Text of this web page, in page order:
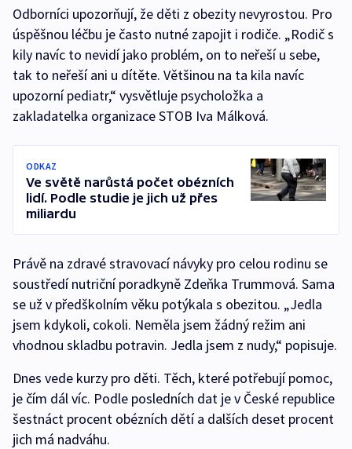
Odborníci upozorňují, že děti z obezity nevyrostou. Pro
úspěšnou léčbu je často nutné zapojit i rodiče. „Rodič s
kily navíc to nevidí jako problém, on to neřeší u sebe,
tak to neřeší ani u dítěte. Většinou na ta kila navíc
upozorní pediatr,“ vysvětluje psycholožka a
zakladatelka organizace STOB Iva Málková.
ODKAZ
Ve světě narůstá počet obézních
lidí. Podle studie je jich už přes
miliardu
Právě na zdravé stravovací návyky pro celou rodinu se
soustředí nutriční poradkyně Zdeňka Trummová. Sama
se už v předškolním věku potýkala s obezitou. „Jedla
jsem kdykoli, cokoli. Neměla jsem žádný režim ani
vhodnou skladbu potravin. Jedla jsem z nudy,“ popisuje.
Dnes vede kurzy pro děti. Těch, které potřebují pomoc,
je čím dál víc. Podle posledních dat je v České republice
šestnáct procent obézních dětí a dalších deset procent
jich má nadváhu.